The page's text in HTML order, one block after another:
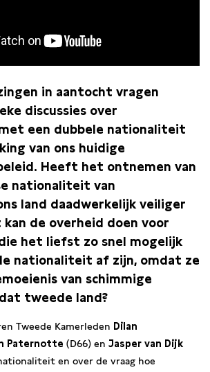
in aantocht vragen
discussies over
een dubbele nationaliteit
van ons huidige
Heeft het ontnemen van
nationaliteit van
land daadwerkelijk veiliger
kan de overheid doen voor
het liefst zo snel mogelijk
nationaliteit af zijn, omdat ze
van schimmige
tweede land?
Tweede Kamerleden Dilan
Paternotte (D66) en Jasper van Dijk
en over de vraag hoe